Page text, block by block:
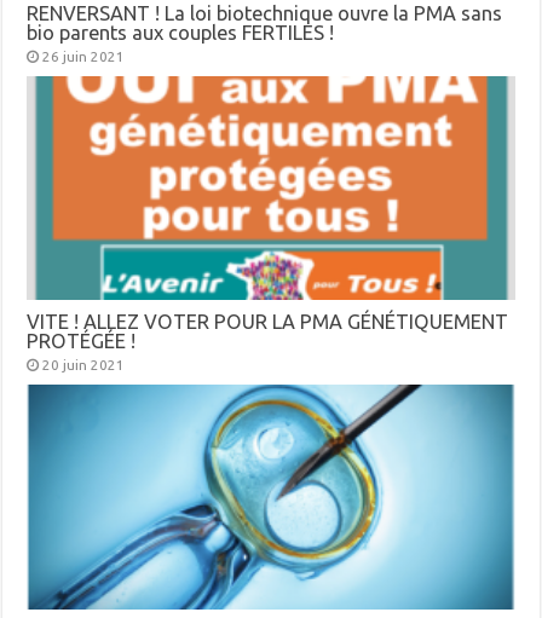
RENVERSANT ! La loi biotechnique ouvre la PMA sans
bio parents aux couples FERTILES !
26 juin 2021
VITE ! ALLEZ VOTER POUR LA PMA GÉNÉTIQUEMENT
PROTÉGÉE !
20 juin 2021